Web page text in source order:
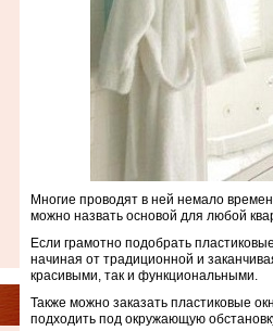
Многие проводят в ней немало
можно назвать основой для любой
Если грамотно подобрать
начиная от традиционной и
красивыми, так и функциональными.
Также можно заказать пластиковые
подходить под окружающую